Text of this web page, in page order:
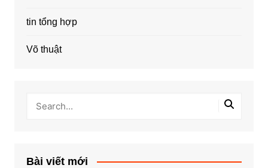
tin tổng hợp
Võ thuật
Bài viết mới